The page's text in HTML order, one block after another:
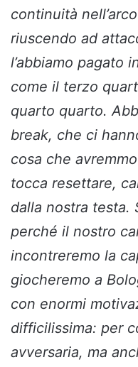
continuità
riuscendo ad
l’abbiamo pagato
come il terzo
quarto quarto.
break, che ci
cosa che
tocca resettare,
dalla nostra testa.
perché il nostro
incontreremo la
giocheremo a
con enormi
difficilissima: per
avversaria, ma